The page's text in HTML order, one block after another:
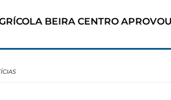
BEIRA CENTRO